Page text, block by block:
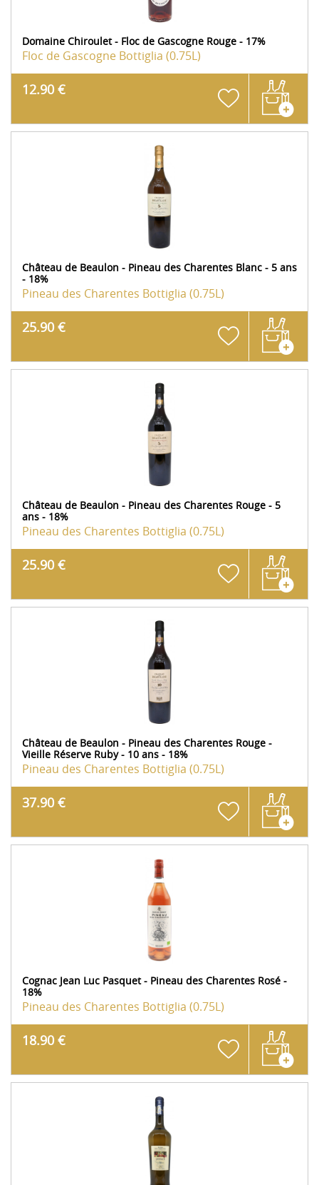
Domaine Chiroulet - Floc de Gascogne Rouge - 17%
Floc de Gascogne Bottiglia (0.75L)
12.90 €
Château de Beaulon - Pineau des Charentes Blanc - 5 ans
- 18%
Pineau des Charentes Bottiglia (0.75L)
25.90 €
Château de Beaulon - Pineau des Charentes Rouge - 5
ans - 18%
Pineau des Charentes Bottiglia (0.75L)
25.90 €
Château de Beaulon - Pineau des Charentes Rouge -
Vieille Réserve Ruby - 10 ans - 18%
Pineau des Charentes Bottiglia (0.75L)
37.90 €
Cognac Jean Luc Pasquet - Pineau des Charentes Rosé -
18%
Pineau des Charentes Bottiglia (0.75L)
18.90 €